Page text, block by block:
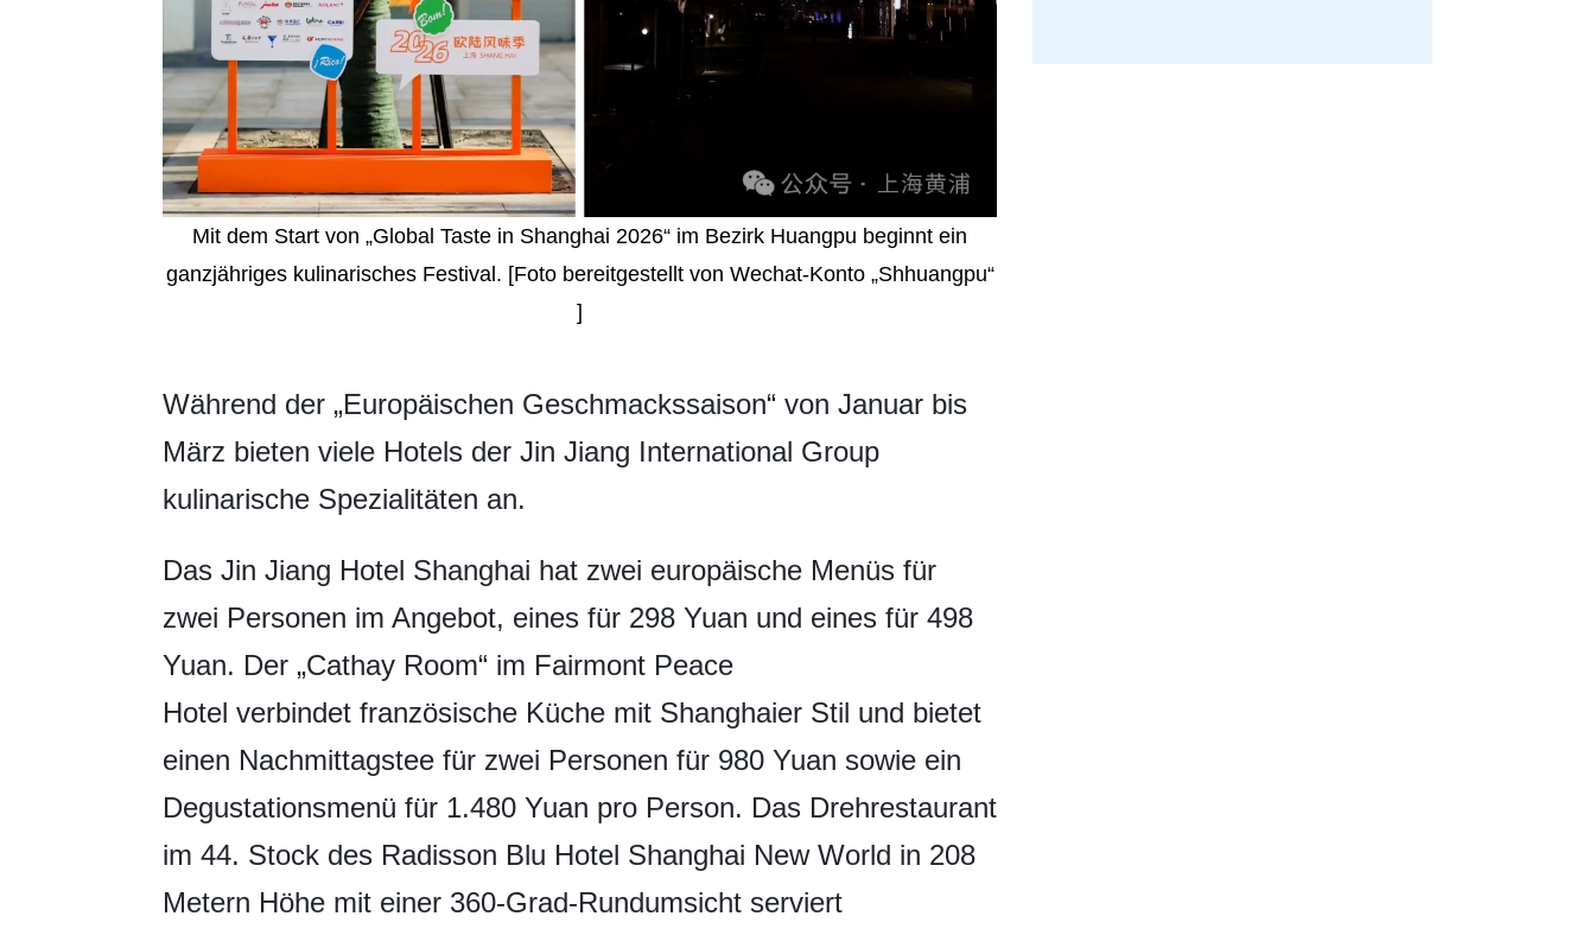
Mit dem Start von „Global Taste in Shanghai 2026“ im Bezirk Huangpu beginnt ein
ganzjähriges kulinarisches Festival. [Foto bereitgestellt von Wechat-Konto „Shhuangpu“
]
Während der „Europäischen Geschmackssaison“ von Januar bis
März bieten viele Hotels der Jin Jiang International Group
kulinarische Spezialitäten an.
Das Jin Jiang Hotel Shanghai hat zwei europäische Menüs für
zwei Personen im Angebot, eines für 298 Yuan und eines für 498
Yuan. Der „Cathay Room“ im Fairmont Peace
Hotel verbindet französische Küche mit Shanghaier Stil und bietet
einen Nachmittagstee für zwei Personen für 980 Yuan sowie ein
Degustationsmenü für 1.480 Yuan pro Person. Das Drehrestaurant
im 44. Stock des Radisson Blu Hotel Shanghai New World in 208
Metern Höhe mit einer 360-Grad-Rundumsicht serviert